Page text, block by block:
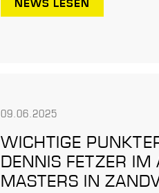
NEWS LESEN
09.06.2025
WICHTIGE
DENNIS FETZER IM
MASTERS IN